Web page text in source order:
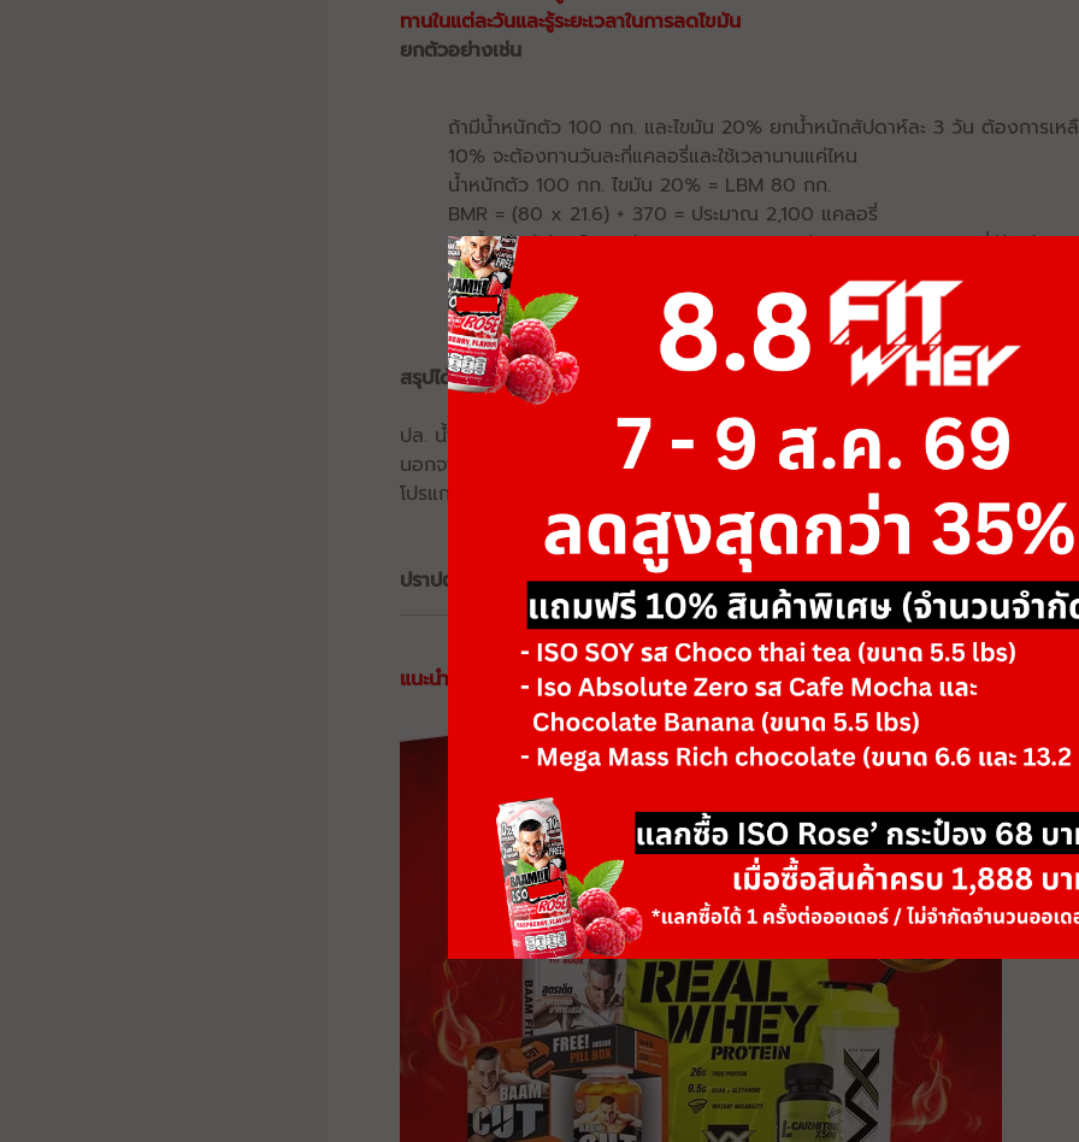
ทานในแต่ละวันและรู้ระยะเวลาในการลดไขมัน
ยกตัวอย่างเช่น
ถ้ามีน้ำหนักตัว 100 กก. และไขมัน 20% ยกน้ำหนักสัปดาห์ละ 3 วัน ต้องการเห
10% จะต้องทานวันละกี่แคลอรี่และใช้เวลานานแค่ไหน
น้ำหนักตัว 100 กก. ไขมัน 20% = LBM 80 กก.
BMR = (80 x 21.6) + 370 = ประมาณ 2,100 แคลอรี่
ยกน้ำหนักสัปดาห์ละ 3 วัน =2,100 x 1.55 = ประมาณ 3,250 แคลอรี่/วัน
ต้องการลดไขมันสัปดาห์ละ 0.5% = น้ำหนักตัว 100 กก. X 0.5% = 0.5 กก.
ไขมัน 0.5 กก. = 0.5 x 7,700 แคลอรี่ (พลังงานไขมัน 1 กก.) = 3,850 แคลอรี่
วัน = 550 แคลอรี่ เสร็จแล้วนำมาลบกับ TDEE จะได้ 3,250-550 = 2,700 แค
สรุปได้ว่าจะต้องทานวันละ 2,700 แคลอรี่ เป็นเวลา 20 สัปดาห์ (ไขมัน 20%-10% แ
ปล. น้ำหนักตัวอาจลงได้มากกว่านั้น ขึ้นกับวิธีการไดเอต โดยเฉพาะคนที่ทานแบบ
นอกจากนี้อย่าลืมว่ายังมีปัจจัยอื่นที่ช่วยให้การลดไขมันราบรื่น เช่น การนอนหลับให้เพี
โปรแกรมWeight-training รวมไปถึงการทำ Cardio ที่เหมาะสมที่ไม่หนักและมากจนเ
ปราปต์ ปรมาภูติ
แนะนำสินค้าเพิ่มน้ำหนักที่คุ้มที่สุด